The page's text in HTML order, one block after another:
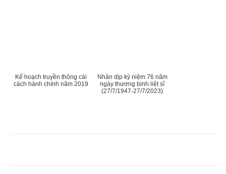
Kế hoạch truyền thông cải
cách hành chính năm 2019
Nhân dịp kỷ niệm 76 năm
ngày thương binh liệt sĩ
(27/7/1947-27/7/2023)